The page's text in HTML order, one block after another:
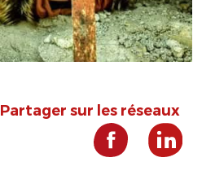
Partager sur les réseaux